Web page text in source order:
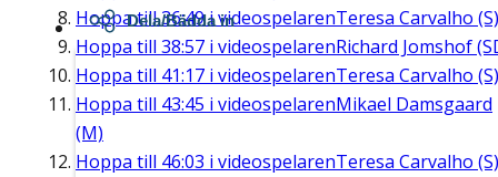
Hoppa till36:49i videospelarenTeresa Carvalho (S)
Hoppa till 38:57 i videospelarenRichard Jomshof
Hoppa till 41:17 i videospelarenTeresa Carvalho (S)
Hoppa till 43:45 i videospelarenMikael Damsgaard
(M)
Hoppa till 46:03 i videospelarenTeresa Carvalho (S)
Dela/Bädda in